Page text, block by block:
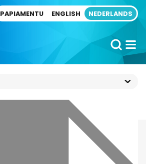
PAPIAMENTU ENGLISH NEDERLANDS